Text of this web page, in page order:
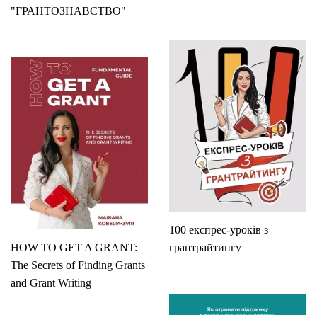
"ГРАНТОЗНАВСТВО"
100 експрес-уроків з
грантрайтингу
HOW TO GET A GRANT:
The Secrets of Finding Grants
and Grant Writing